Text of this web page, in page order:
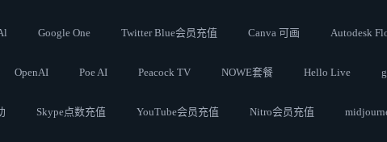
Google One Twitter Blue会员充值 Canva 可画 Autodesk
OpenAI Poe AI Peacock TV NOWE套餐 Hello Live
Skype点数充值 YouTube会员充值 Nitro会员充值